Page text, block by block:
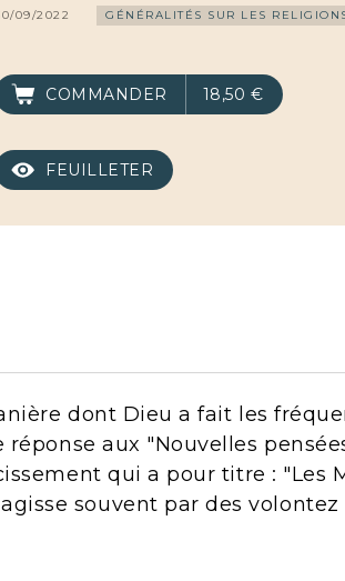
09/2022 GÉNÉRALITÉS SUR LES
COMMANDER 18,50 €
FEUILLETER
dont Dieu a fait les
réponse aux "Nouvelles
qui a pour titre : "Les
souvent par des